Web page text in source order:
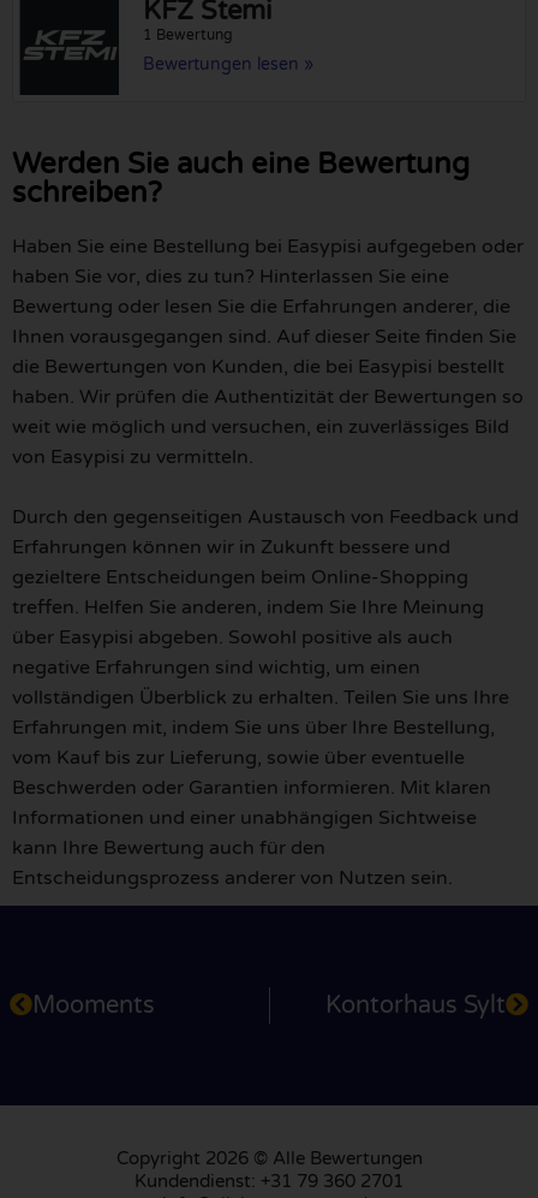
KFZ Stemi
1 Bewertung
Bewertungen lesen »
Werden Sie auch eine Bewertung
schreiben?
Haben Sie eine Bestellung bei Easypisi aufgegeben oder
haben Sie vor, dies zu tun? Hinterlassen Sie eine
Bewertung oder lesen Sie die Erfahrungen anderer, die
Ihnen vorausgegangen sind. Auf dieser Seite finden Sie
die Bewertungen von Kunden, die bei Easypisi bestellt
haben. Wir prüfen die Authentizität der Bewertungen so
weit wie möglich und versuchen, ein zuverlässiges Bild
von Easypisi zu vermitteln.
Durch den gegenseitigen Austausch von Feedback und
Erfahrungen können wir in Zukunft bessere und
gezieltere Entscheidungen beim Online-Shopping
treffen. Helfen Sie anderen, indem Sie Ihre Meinung
über Easypisi abgeben. Sowohl positive als auch
negative Erfahrungen sind wichtig, um einen
vollständigen Überblick zu erhalten. Teilen Sie uns Ihre
Erfahrungen mit, indem Sie uns über Ihre Bestellung,
vom Kauf bis zur Lieferung, sowie über eventuelle
Beschwerden oder Garantien informieren. Mit klaren
Informationen und einer unabhängigen Sichtweise
kann Ihre Bewertung auch für den
Entscheidungsprozess anderer von Nutzen sein.
Mooments Kontorhaus Sylt
Copyright 2026 © Alle Bewertungen
Kundendienst: +31 79 360 2701